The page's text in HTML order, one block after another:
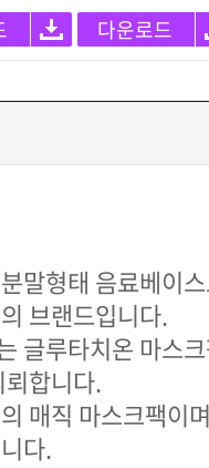
다운로드
말형태 음료베이
브랜드입니다.
글루타치온 마스
합니다.
매직 마스크팩이
다.